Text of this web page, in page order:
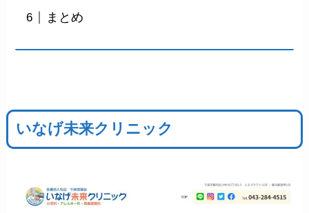
まとめ
いなげ未来クリニック